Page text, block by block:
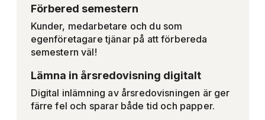
Förbered semestern
Kunder, medarbetare och du som
egenföretagare tjänar på att förbereda
semestern väl!
Lämna in årsredovisning digitalt
Digital inlämning av årsredovisningen är ger
färre fel och sparar både tid och papper.